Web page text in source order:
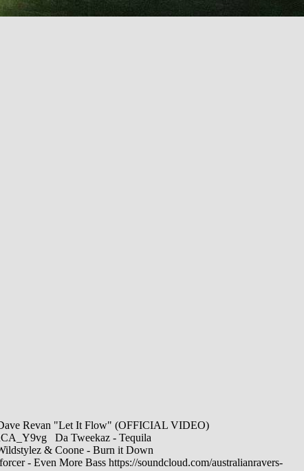
Revan "Let It Flow" (OFFICIAL VIDEO)
Da Tweekaz - Tequila
& Coone - Burn it Down
- Even More Bass https://soundcloud.com/australianravers-